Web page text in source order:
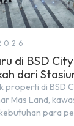
di BSD
dari
di BSD
Mas Land,
para